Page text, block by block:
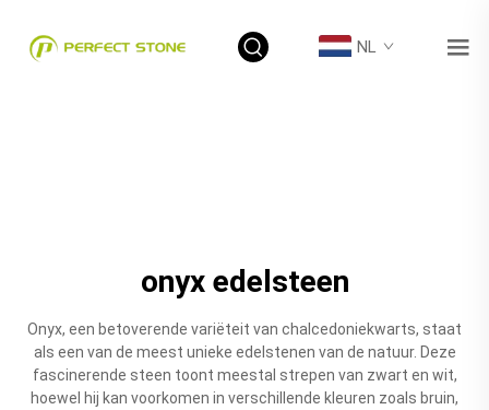
NL
onyx edelsteen
Onyx, een betoverende variëteit van chalcedoniekwarts, staat
als een van de meest unieke edelstenen van de natuur. Deze
fascinerende steen toont meestal strepen van zwart en wit,
hoewel hij kan voorkomen in verschillende kleuren zoals bruin,